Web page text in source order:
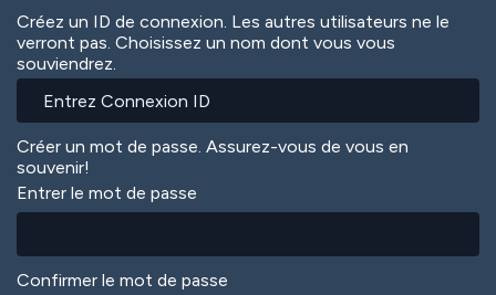
Créez un ID de connexion. Les autres utilisateurs ne le
verront pas. Choisissez un nom dont vous vous
souviendrez.
Créer un mot de passe. Assurez-vous de vous en
souvenir!
Entrer le mot de passe
Confirmer le mot de passe